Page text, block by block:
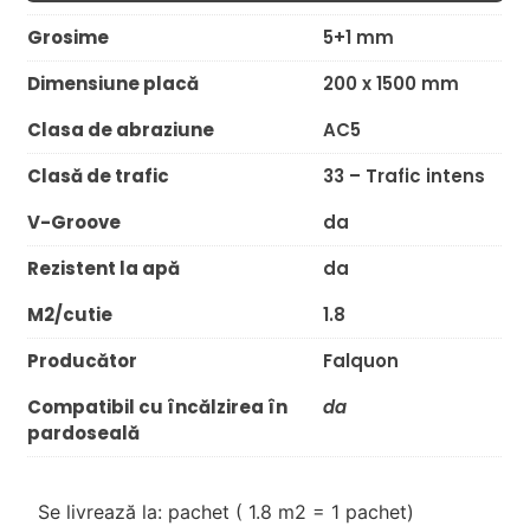
Grosime
5+1 mm
Dimensiune placă
200 x 1500 mm
Clasa de abraziune
AC5
Clasă de trafic
33 – Trafic intens
V-Groove
da
Rezistent la apă
da
M2/cutie
1.8
Producător
Falquon
Compatibil cu încălzirea în
pardoseală
da
Se livrează la: pachet ( 1.8 m2 = 1 pachet)